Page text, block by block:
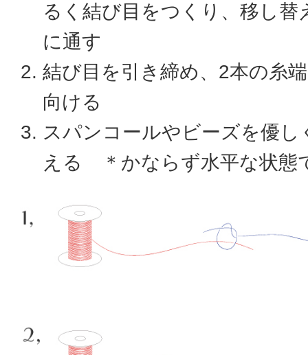
るく結び目をつくり、移し替
に通す
結び目を引き締め、2本の糸
向ける
スパンコールやビーズを優し
える ＊かならず水平な状態